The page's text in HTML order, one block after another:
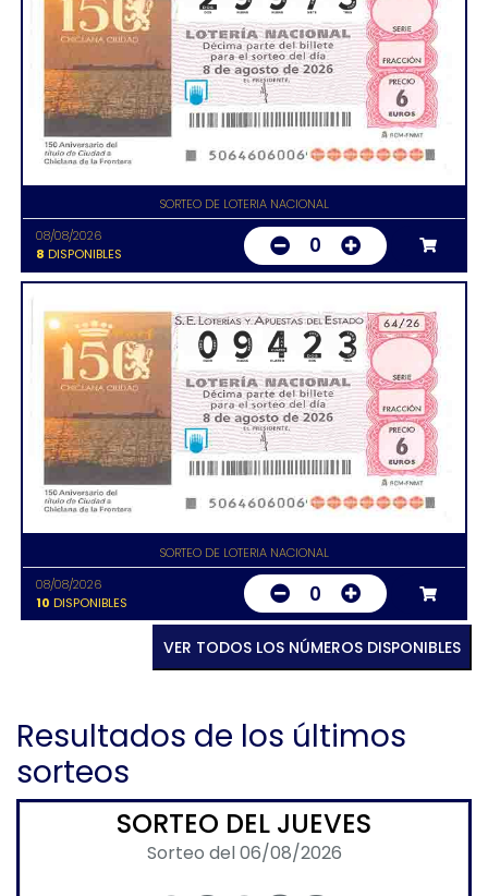
SORTEO DE LOTERIA NACIONAL
08/08/2026
8 DISPONIBLES 0
SORTEO DE LOTERIA NACIONAL
08/08/2026
10 DISPONIBLES 0
VER TODOS LOS NÚMEROS DISPONIBLES
Resultados de los últimos
sorteos
SORTEO DEL JUEVES
Sorteo del 06/08/2026